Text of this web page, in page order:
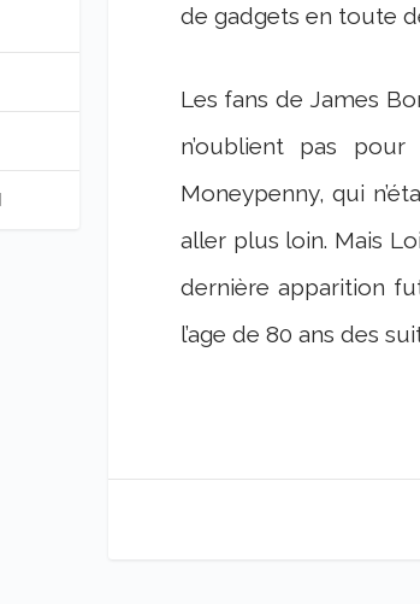
de gadgets en toute
Les fans de James
n’oublient pas
Moneypenny, qui
aller plus loin. Mais
dernière apparition
l’age de 80 ans des